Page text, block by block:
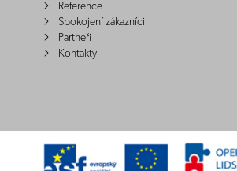
Reference
Spokojení zákazníci
Partneři
Kontakty